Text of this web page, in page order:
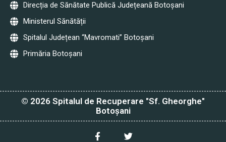
Direcția de Sănătate Publică Județeană Botoșani
Ministerul Sănătății
Spitalul Județean “Mavromati” Botoșani
Primăria Botoșani
© 2026 Spitalul de Recuperare "Sf. Gheorghe"
Botoșani